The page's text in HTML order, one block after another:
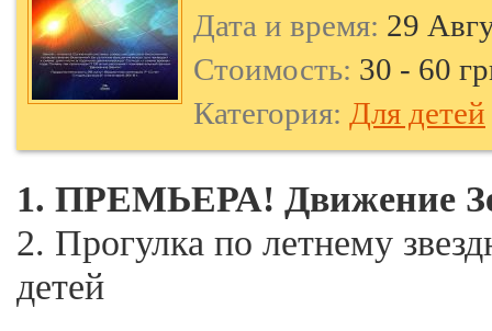
Дата и время: 29
Стоимость: 30 - 60
Категория: Для детей
1. ПРЕМЬЕРА! Движение
2. Прогулка по летнему
детей